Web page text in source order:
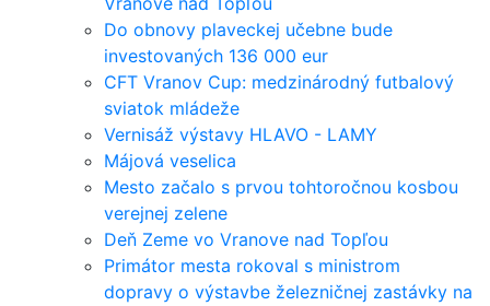
Do obnovy plaveckej učebne bude
investovaných 136 000 eur
CFT Vranov Cup: medzinárodný futbalový
sviatok mládeže
Vernisáž výstavy HLAVO - LAMY
Májová veselica
Mesto začalo s prvou tohtoročnou kosbou
verejnej zelene
Deň Zeme vo Vranove nad Topľou
Primátor mesta rokoval s ministrom
dopravy o výstavbe železničnej zastávky na